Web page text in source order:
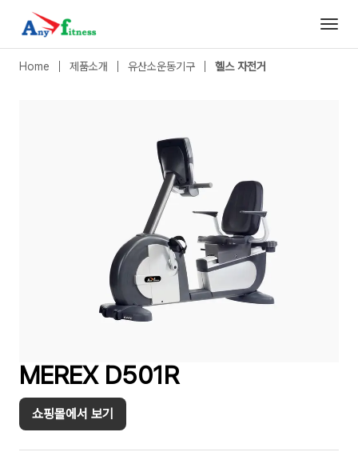
헬스 자전거|MEREX D501R- 애니휘트니스
Home 제품소개 유산소운동기구 헬스 자전거
MEREX D501R
쇼핑몰에서 보기